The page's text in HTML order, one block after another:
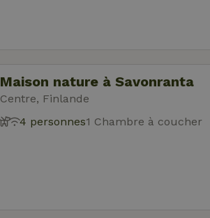
Maison nature à Savonranta
Centre, Finlande
4 personnes1 Chambre à coucher